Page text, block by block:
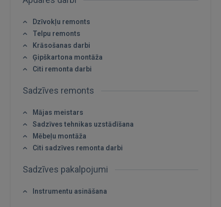
Dzīvokļu remonts
Telpu remonts
Krāsošanas darbi
Ģipškartona montāža
Citi remonta darbi
Sadzīves remonts
Mājas meistars
Sadzīves tehnikas uzstādīšana
Mēbeļu montāža
Citi sadzīves remonta darbi
Sadzīves pakalpojumi
Instrumentu asināšana